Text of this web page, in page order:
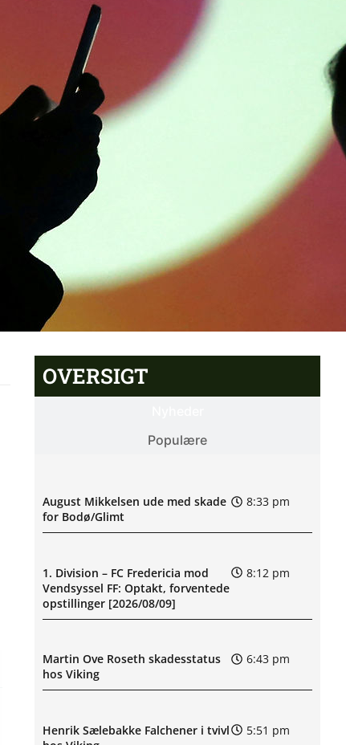
OVERSIGT
Populære
August Mikkelsen ude med skade
for Bodø/Glimt
8:33 pm
1. Division – FC Fredericia mod
Vendsyssel FF: Optakt, forventede
opstillinger [2026/08/09]
8:12 pm
Martin Ove Roseth skadesstatus
hos Viking
6:43 pm
Henrik Sælebakke Falchener i tvivl
5:51 pm